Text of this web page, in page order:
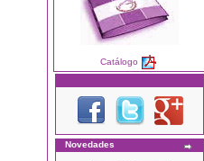
Catálogo
Novedades